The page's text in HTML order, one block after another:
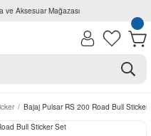
ve Aksesuar Mağazası
Bajaj Pulsar RS 200 Road Bull Sticker